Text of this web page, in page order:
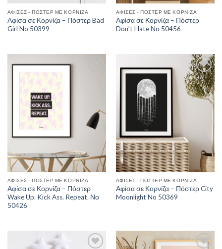
ΑΦΊΣΕΣ - ΠΌΣΤΕΡ ΜΕ ΚΟΡΝΊΖΑ
Αφίσα σε Κορνίζα – Πόστερ Bad
Girl No 50399
ΑΦΊΣΕΣ - ΠΌΣΤΕΡ ΜΕ ΚΟΡΝΊΖΑ
Αφίσα σε Κορνίζα – Πόστερ
Don’t Hate Νο 50456
ΑΦΊΣΕΣ - ΠΌΣΤΕΡ ΜΕ ΚΟΡΝΊΖΑ
Αφίσα σε Κορνίζα – Πόστερ
Wake Up. Kick Ass. Repeat. Νο
50426
Add to
Wishlist
ΑΦΊΣΕΣ - ΠΌΣΤΕΡ ΜΕ ΚΟΡΝΊΖΑ
Αφίσα σε Κορνίζα – Πόστερ City
Moonlight No 50369